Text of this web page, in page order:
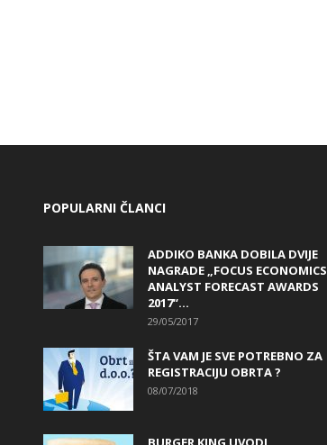
POPULARNI ČLANCI
ADDIKO BANKA DOBILA DVIJE
NAGRADE „FOCUS ECONOMICS
ANALYST FORECAST AWARDS
2017“...
29/05/2017
ŠTA VAM JE SVE POTREBNO ZA
REGISTRACIJU OBRTA ?
08/07/2018